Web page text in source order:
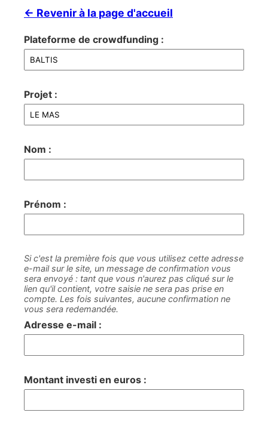
← Revenir à la page d'accueil
Plateforme de crowdfunding :
Projet :
Nom :
Prénom :
Si c'est la première fois que vous utilisez cette adresse
e-mail sur le site, un message de confirmation vous
sera envoyé : tant que vous n'aurez pas cliqué sur le
lien qu'il contient, votre saisie ne sera pas prise en
compte. Les fois suivantes, aucune confirmation ne
vous sera redemandée.
Adresse e-mail :
Montant investi en euros :